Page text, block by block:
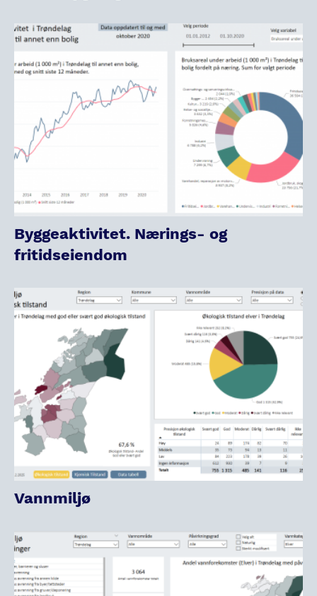
Byggeaktivitet. Nærings- og
fritidseiendom
Vannmiljø